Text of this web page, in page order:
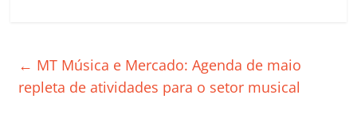
e
b
er l s
A
e
dI
gl
e
y
Li
p
ar
← MT Música e Mercado: Agenda de maio
repleta de atividades para o setor musical